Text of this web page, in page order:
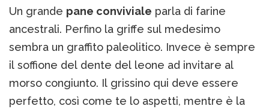
Un grande pane conviviale parla di farine
ancestrali. Perfino la griffe sul medesimo
sembra un graffito paleolitico. Invece è sempre
il soffione del dente del leone ad invitare al
morso congiunto. Il grissino qui deve essere
perfetto, così come te lo aspetti, mentre è la